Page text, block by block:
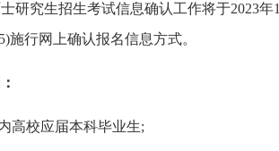
研究生招生考试信息确认工作将于2023
施行网上确认报名信息方式。
高校应届本科毕业生;